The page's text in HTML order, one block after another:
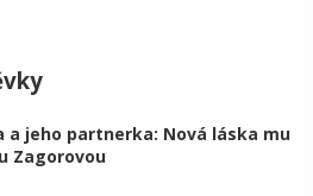
jeho partnerka: Nová láska mu
Zagorovou